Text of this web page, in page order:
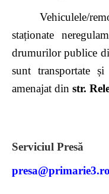
Vehiculele/
staționate
drumurilor publice
sunt transportate
amenajat din str.
Serviciul Presă
presa@primarie3.ro